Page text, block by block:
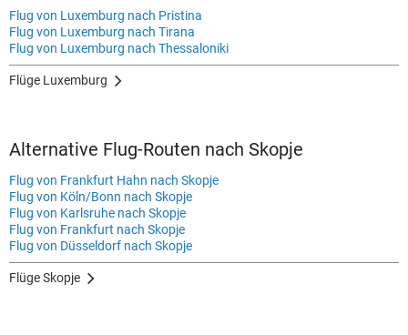
Flug von Luxemburg nach Pristina
Flug von Luxemburg nach Tirana
Flug von Luxemburg nach Thessaloniki
Flüge Luxemburg
Alternative Flug-Routen nach Skopje
Flug von Frankfurt Hahn nach Skopje
Flug von Köln/Bonn nach Skopje
Flug von Karlsruhe nach Skopje
Flug von Frankfurt nach Skopje
Flug von Düsseldorf nach Skopje
Flüge Skopje